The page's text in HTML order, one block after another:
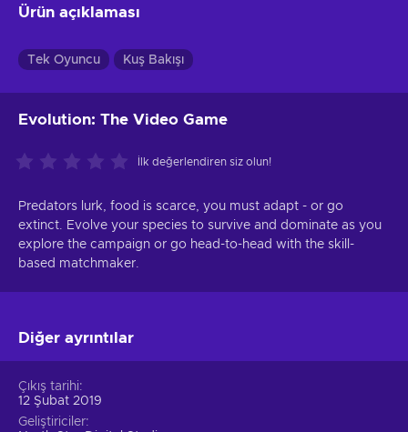
Ürün açıklaması
Tek Oyuncu Kuş Bakışı
Evolution: The Video Game
İlk değerlendiren siz olun!
Predators lurk, food is scarce, you must adapt - or go
extinct. Evolve your species to survive and dominate as you
explore the campaign or go head-to-head with the skill-
based matchmaker.
Diğer ayrıntılar
Çıkış tarihi
12 Şubat 2019
Geliştiriciler